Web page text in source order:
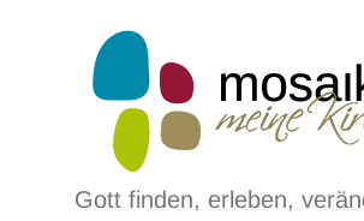
Gott finden, erleben,